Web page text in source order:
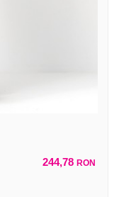
244,78 RON